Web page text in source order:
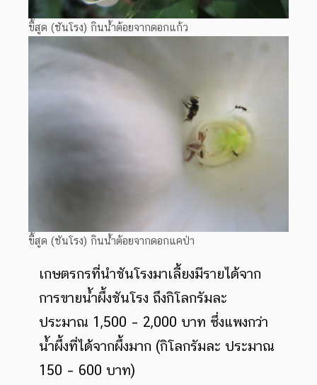
ขี้สูด (ชันโรง) กินน้ำต้อยจากดอกแก้ว
ขี้สูด (ชันโรง) กินน้ำต้อยจากดอกแคป่า
เกษตรกรที่นำชันโรงมาเลี้ยงมีรายได้จาก
การขายน้ำผึ้งชันโรง ถึงกิโลกรัมละ
ประมาณ 1,500 – 2,000 บาท ซึ่งแพงกว่า
น้ำผึ้งที่ได้จากผึ้งมาก (กิโลกรัมละ ประมาณ
150 – 600 บาท)